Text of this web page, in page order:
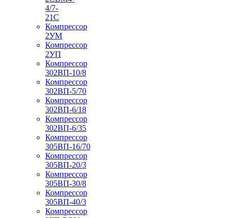
4/7-
21С
Компрессор
2УМ
Компрессор
2УП
Компрессор
302ВП-10/8
Компрессор
302ВП-5/70
Компрессор
302ВП-6/18
Компрессор
302ВП-6/35
Компрессор
305ВП-16/70
Компрессор
305ВП-20/3
Компрессор
305ВП-30/8
Компрессор
305ВП-40/3
Компрессор